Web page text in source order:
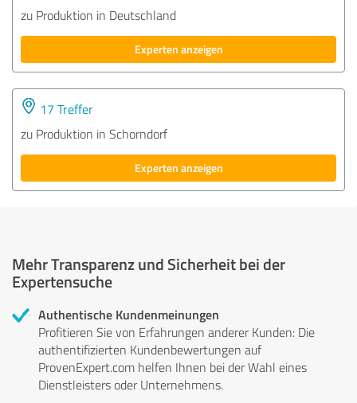
zu Produktion in Deutschland
Experten anzeigen
17 Treffer
zu Produktion in Schorndorf
Experten anzeigen
Mehr Transparenz und Sicherheit bei der
Expertensuche
Authentische Kundenmeinungen
Profitieren Sie von Erfahrungen anderer Kunden: Die
authentifizierten Kundenbewertungen auf
ProvenExpert.com helfen Ihnen bei der Wahl eines
Dienstleisters oder Unternehmens.